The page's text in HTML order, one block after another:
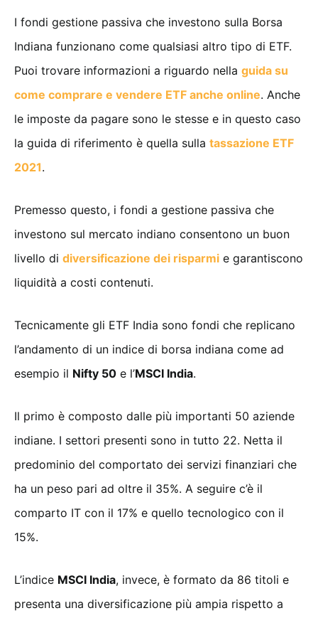
I fondi gestione passiva che investono sulla Borsa
Indiana funzionano come qualsiasi altro tipo di ETF.
Puoi trovare informazioni a riguardo nella guida su
come comprare e vendere ETF anche online. Anche
le imposte da pagare sono le stesse e in questo caso
la guida di riferimento è quella sulla tassazione ETF
2021.
Premesso questo, i fondi a gestione passiva che
investono sul mercato indiano consentono un buon
livello di diversificazione dei risparmi e garantiscono
liquidità a costi contenuti.
Tecnicamente gli ETF India sono fondi che replicano
l’andamento di un indice di borsa indiana come ad
esempio il Nifty 50 e l’MSCI India.
Il primo è composto dalle più importanti 50 aziende
indiane. I settori presenti sono in tutto 22. Netta il
predominio del comportato dei servizi finanziari che
ha un peso pari ad oltre il 35%. A seguire c’è il
comparto IT con il 17% e quello tecnologico con il
15%.
L’indice MSCI India, invece, è formato da 86 titoli e
presenta una diversificazione più ampia rispetto a